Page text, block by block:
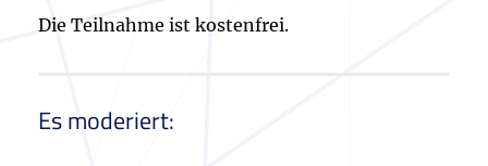
Die Teilnahme ist kostenfrei.
Es moderiert: